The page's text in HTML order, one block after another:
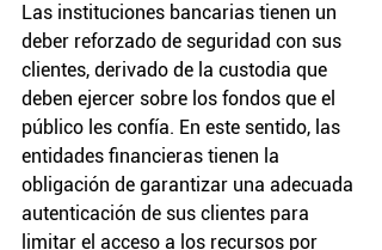
Las instituciones bancarias tienen un
deber reforzado de seguridad con sus
clientes, derivado de la custodia que
deben ejercer sobre los fondos que el
público les confía. En este sentido, las
entidades financieras tienen la
obligación de garantizar una adecuada
autenticación de sus clientes para
limitar el acceso a los recursos por